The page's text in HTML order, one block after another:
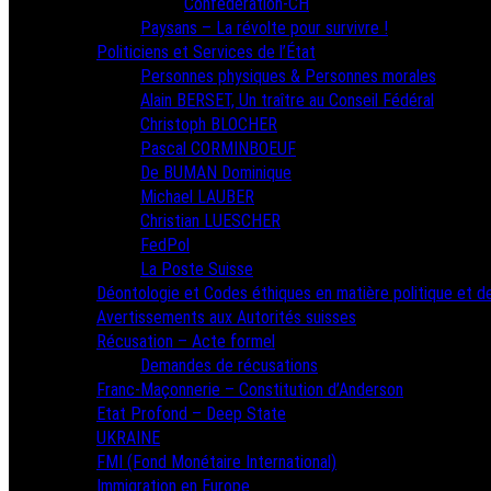
Paysans – La révolte pour survivre !
Politiciens et Services de l’État
Personnes physiques & Personnes morales
Alain BERSET, Un traître au Conseil Fédéral
Christoph BLOCHER
Pascal CORMINBOEUF
De BUMAN Dominique
Michael LAUBER
Christian LUESCHER
FedPol
La Poste Suisse
Déontologie et Codes éthiques en matière politique et
Avertissements aux Autorités suisses
Récusation – Acte formel
Demandes de récusations
Franc-Maçonnerie – Constitution d’Anderson
Etat Profond – Deep State
UKRAINE
FMI (Fond Monétaire International)
Immigration en Europe